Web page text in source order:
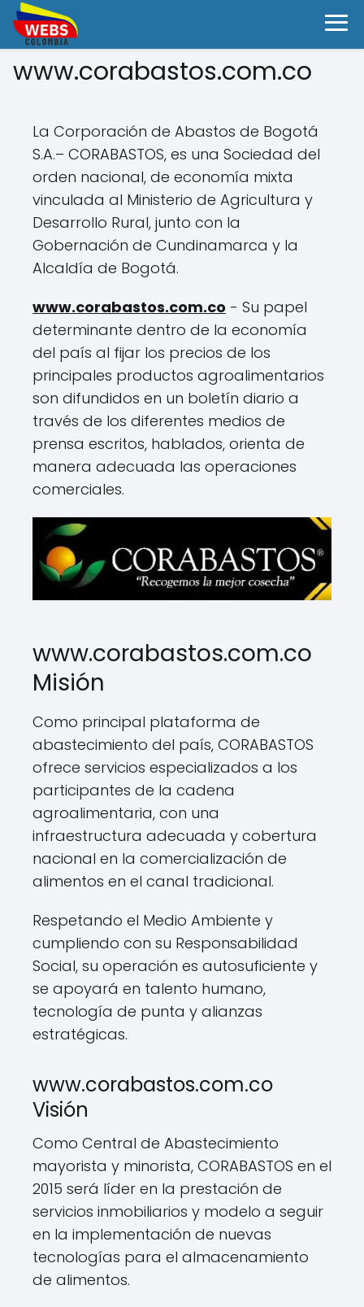
www.corabastos.com.co
La Corporación de Abastos de Bogotá
S.A.– CORABASTOS, es una Sociedad del
orden nacional, de economía mixta
vinculada al Ministerio de Agricultura y
Desarrollo Rural, junto con la
Gobernación de Cundinamarca y la
Alcaldía de Bogotá.
www.corabastos.com.co - Su papel
determinante dentro de la economía
del país al fijar los precios de los
principales productos agroalimentarios
son difundidos en un boletín diario a
través de los diferentes medios de
prensa escritos, hablados, orienta de
manera adecuada las operaciones
comerciales.
www.corabastos.com.co
Misión
Como principal plataforma de
abastecimiento del país, CORABASTOS
ofrece servicios especializados a los
participantes de la cadena
agroalimentaria, con una
infraestructura adecuada y cobertura
nacional en la comercialización de
alimentos en el canal tradicional.
Respetando el Medio Ambiente y
cumpliendo con su Responsabilidad
Social, su operación es autosuficiente y
se apoyará en talento humano,
tecnología de punta y alianzas
estratégicas.
www.corabastos.com.co
Visión
Como Central de Abastecimiento
mayorista y minorista, CORABASTOS en el
2015 será líder en la prestación de
servicios inmobiliarios y modelo a seguir
en la implementación de nuevas
tecnologías para el almacenamiento
de alimentos.